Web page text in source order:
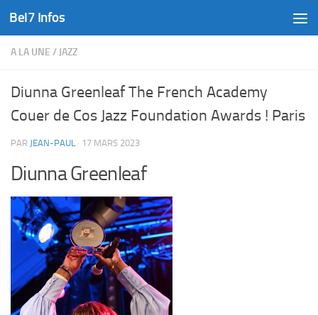
Skip to content
Bel7 Infos
A LA UNE / JAZZ
Diunna Greenleaf The French Academy
Couer de Cos Jazz Foundation Awards ! Paris
PAR JEAN-PAUL · 17 MARS 2023
Diunna Greenleaf